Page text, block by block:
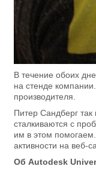
В течение обоих
на стенде
производителя.
Питер Сандберг
сталкиваются с
им в этом
активности на веб-
Об Autodesk